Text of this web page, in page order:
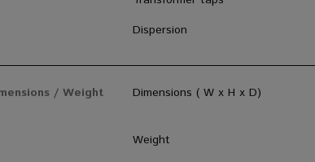
Dispersion
/ Weight Dimensions ( W x H x D)
Weight